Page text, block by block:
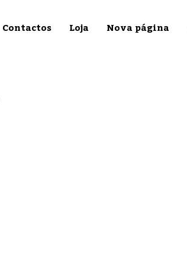
Contactos Loja Nova página